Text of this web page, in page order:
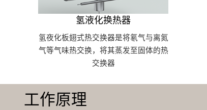
氢液化换热器
氢夜化板翅式热交换器是将氡气与离氮
气等气味热交换，将其蒸发至固体的热
交换器
工作原理